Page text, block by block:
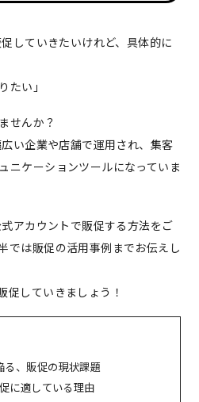
していきたいけれど、具体的に
たい」
せんか？
い企業や店舗で運用され、集客
ニケーションツールになっていま
アカウントで販促する方法をご
では販促の活用事例までお伝えし
促していきましょう！
る、販促の現状課題
に適している理由